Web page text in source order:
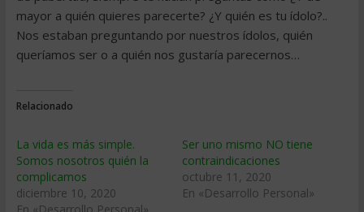
mayor a quién quieres parecerte? ¿Y quién es tu ídolo?..
Nos estaban preguntando por nuestros ídolos, quién
queríamos ser o a quién nos gustaría parecernos…
Relacionado
La vida es más simple.
Somos nosotros quién la
complicamos
diciembre 10, 2020
Ser uno mismo NO tiene
contraindicaciones
octubre 11, 2020
En «Desarrollo Personal»